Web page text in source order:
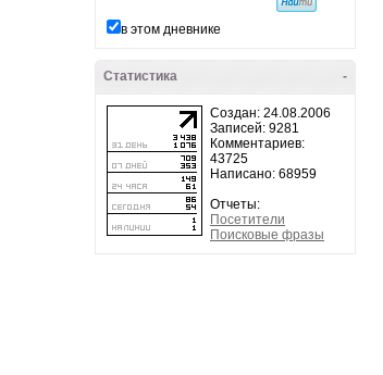
в этом дневнике
-
Статистика
Создан: 24.08.2006
Записей: 9281
Комментариев:
43725
Написано: 68959
Отчеты:
Посетители
Поисковые фразы